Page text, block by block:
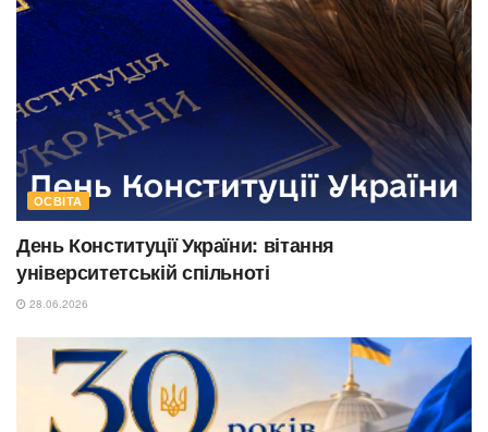
ОСВІТА
День Конституції України: вітання
університетській спільноті
28.06.2026